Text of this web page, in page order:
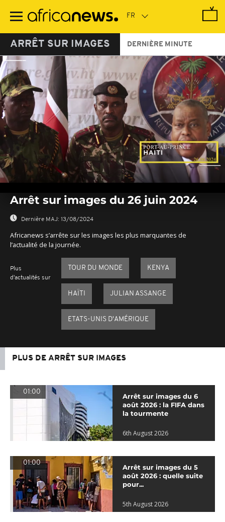
contenu
ARRÊT SUR IMAGES DERNIÈRE MINUTE
seconds
seconds
Arrêt sur images du 26 juin 2024
Dernière MAJ: 13/08/2024
Africanews s’arrête sur les images les plus marquantes de
l’actualité de la journée.
Plus
d'actualités sur
TOUR DU MONDE KENYA
HAÏTI JULIAN ASSANGE
ETATS-UNIS D'AMÉRIQUE
PLUS DE ARRÊT SUR IMAGES
01:00
Arrêt sur images du 6
août 2026 : la FIFA dans
la tourmente
6th August 2026
01:00
Arrêt sur images du 5
août 2026 : quelle suite
pour...
5th August 2026